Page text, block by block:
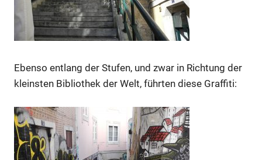
Ebenso entlang der Stufen, und zwar in Richtung der
kleinsten Bibliothek der Welt, führten diese Graffiti: